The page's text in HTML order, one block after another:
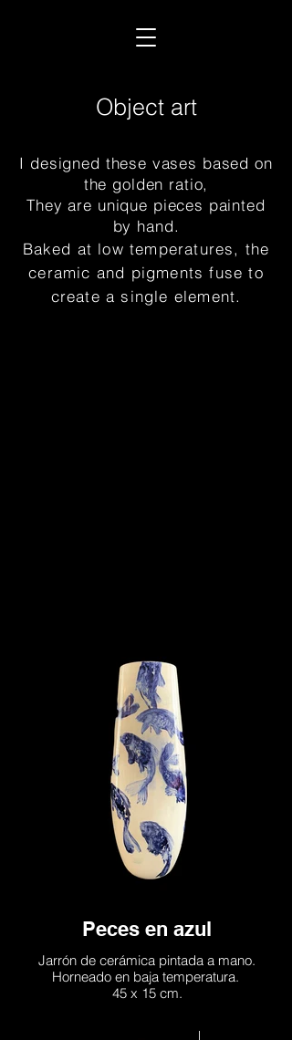
Object art
I designed these vases based on
the golden ratio,
They are unique pieces painted
by hand.
Baked at low temperatures, the
ceramic and pigments fuse to
create a single element.
Peces en azul
Jarrón de cerámica pintada a mano.
Horneado en baja temperatura.
45 x 15 cm.